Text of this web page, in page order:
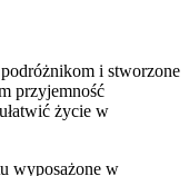
i stworzone
przyjemność
życie w
wyposażone w